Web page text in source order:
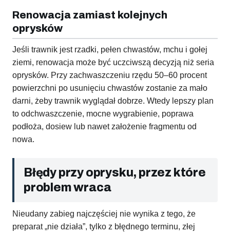
Renowacja zamiast kolejnych
oprysków
Jeśli trawnik jest rzadki, pełen chwastów, mchu i gołej
ziemi, renowacja może być uczciwszą decyzją niż seria
oprysków. Przy zachwaszczeniu rzędu 50–60 procent
powierzchni po usunięciu chwastów zostanie za mało
darni, żeby trawnik wyglądał dobrze. Wtedy lepszy plan
to odchwaszczenie, mocne wygrabienie, poprawa
podłoża, dosiew lub nawet założenie fragmentu od
nowa.
Błędy przy oprysku, przez które
problem wraca
Nieudany zabieg najczęściej nie wynika z tego, że
preparat „nie działa”, tylko z błędnego terminu, złej